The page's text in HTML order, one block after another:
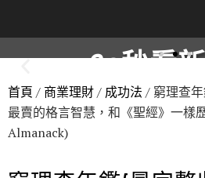
60秒看
柿子文化
首頁 / 商業理財/ 成功法 / 窮理查
最賣的格言智慧，和《聖經》一樣
Almanack)